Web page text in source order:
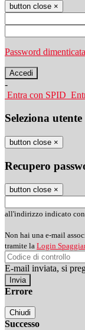
button close ×
Password
-
Entra con SPID
Seleziona utente
button close ×
Recupero
button close ×
all'indirizzo indicato
Non hai una e-mail
tramite la Login
E-mail inviata, si
Errore
Chiudi
Successo